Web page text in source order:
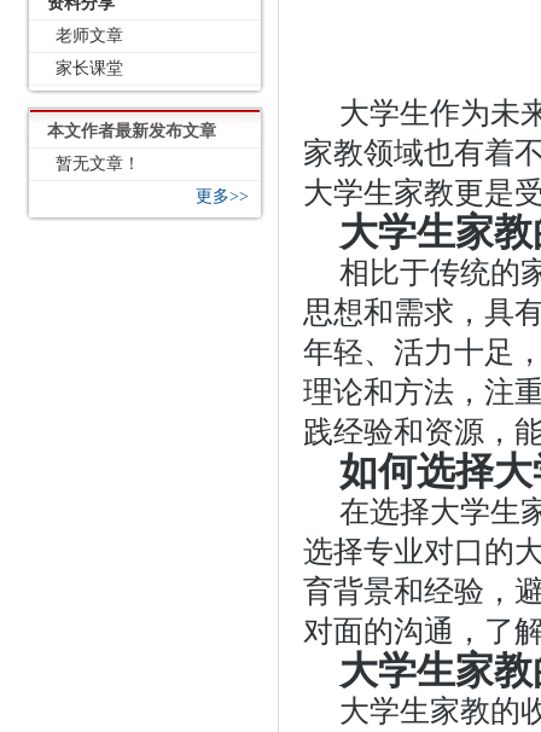
老师文章
家长课堂
本文作者最新发布文章
暂无文章！
更多>>
大学生作为未
家教领域也有着
大学生家教更是
大学生家
相比于传统的
思想和需求，具
年轻、活力十足
理论和方法，注
践经验和资源，
如何选择
在选择大学生
选择专业对口的
育背景和经验，
对面的沟通，了
大学生家
大学生家教的